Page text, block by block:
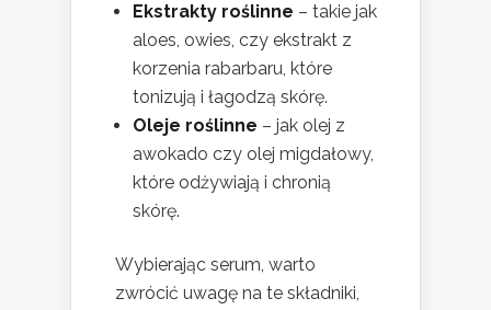
Ekstrakty roślinne – takie jak
aloes, owies, czy ekstrakt z
korzenia rabarbaru, które
tonizują i łagodzą skórę.
Oleje roślinne – jak olej z
awokado czy olej migdałowy,
które odżywiają i chronią
skórę.
Wybierając serum, warto
zwrócić uwagę na te składniki,